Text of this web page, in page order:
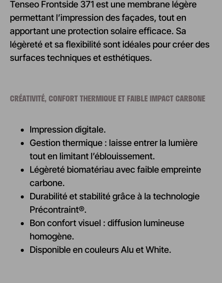
Tenseo Frontside 371 est une membrane légère
permettant l’impression des façades, tout en
apportant une protection solaire efficace. Sa
légèreté et sa flexibilité sont idéales pour créer des
surfaces techniques et esthétiques.
CRÉATIVITÉ, CONFORT THERMIQUE ET FAIBLE IMPACT CARBONE
Impression digitale.
Gestion thermique : laisse entrer la lumière
tout en limitant l’éblouissement.
Légèreté biomatériau avec faible empreinte
carbone.
Durabilité et stabilité grâce à la technologie
Précontraint®.
Bon confort visuel : diffusion lumineuse
homogène.
Disponible en couleurs Alu et White.